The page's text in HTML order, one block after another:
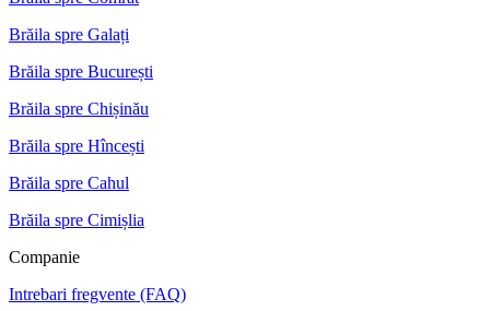
Brăila spre Galați
Brăila spre București
Brăila spre Chișinău
Brăila spre Hîncești
Brăila spre Cahul
Brăila spre Cimișlia
Companie
Intrebari fregvente (FAQ)